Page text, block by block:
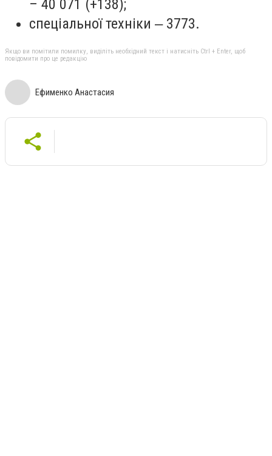
– 40 071 (+138);
спеціальної техніки ‒ 3773.
Якщо ви помітили помилку, виділіть необхідний текст і натисніть Ctrl + Enter, щоб
повідомити про це редакцію
Ефименко Анастасия